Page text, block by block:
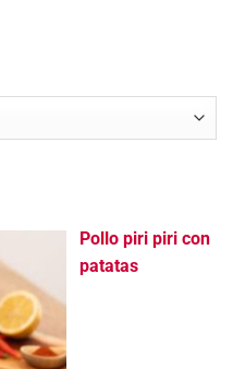
Pollo piri piri con
patatas